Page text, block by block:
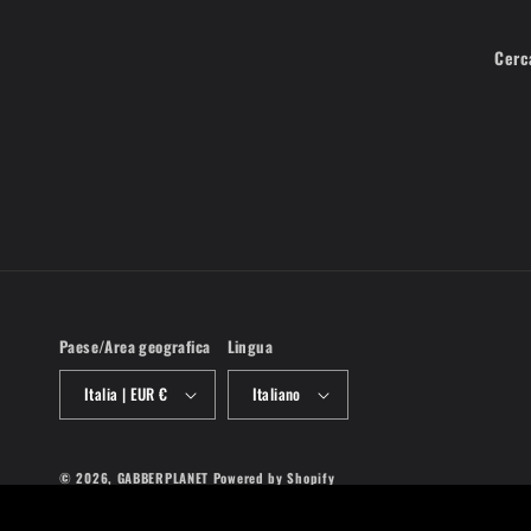
Paese/Area geografica
Italia | EUR €
Lingua
Italiano
© 2026, GABBERPLANET Powered by Shopify